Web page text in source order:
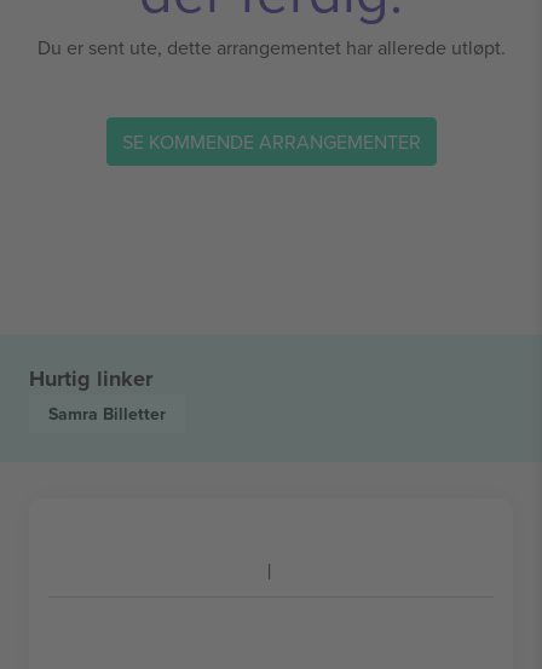
Du er sent ute, dette arrangementet har allerede utløpt.
SE KOMMENDE ARRANGEMENTER
Hurtig linker
Samra Billetter